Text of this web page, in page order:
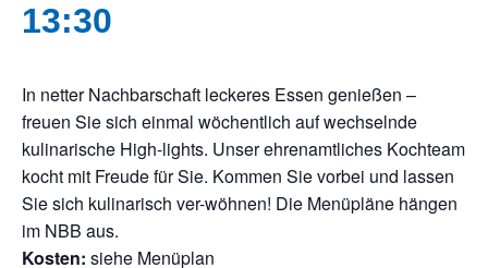
13:30
In netter Nachbarschaft leckeres Essen genießen –
freuen Sie sich einmal wöchentlich auf wechselnde
kulinarische High-lights. Unser ehrenamtliches Kochteam
kocht mit Freude für Sie. Kommen Sie vorbei und lassen
Sie sich kulinarisch ver-wöhnen! Die Menüpläne hängen
im NBB aus.
Kosten: siehe Menüplan